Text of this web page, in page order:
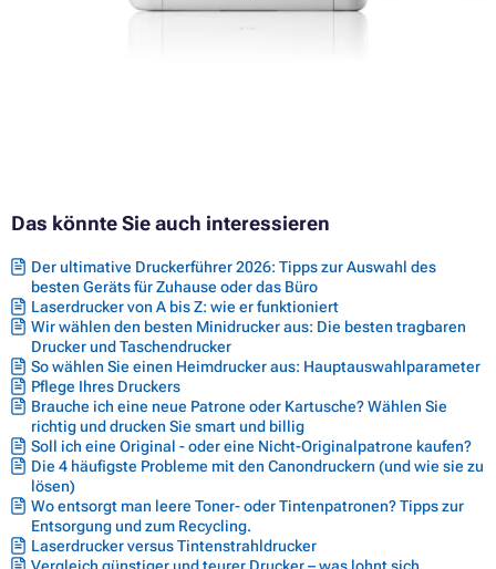
Das könnte Sie auch interessieren
Der ultimative Druckerführer 2026: Tipps zur Auswahl des
besten Geräts für Zuhause oder das Büro
Laserdrucker von A bis Z: wie er funktioniert
Wir wählen den besten Minidrucker aus: Die besten tragbaren
Drucker und Taschendrucker
So wählen Sie einen Heimdrucker aus: Hauptauswahlparameter
Pflege Ihres Druckers
Brauche ich eine neue Patrone oder Kartusche? Wählen Sie
richtig und drucken Sie smart und billig
Soll ich eine Original - oder eine Nicht-Originalpatrone kaufen?
Die 4 häufigste Probleme mit den Canondruckern (und wie sie zu
lösen)
Wo entsorgt man leere Toner- oder Tintenpatronen? Tipps zur
Entsorgung und zum Recycling.
Laserdrucker versus Tintenstrahldrucker
Vergleich günstiger und teurer Drucker – was lohnt sich